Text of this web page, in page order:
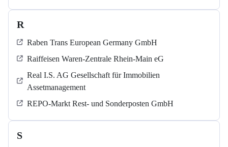
R
Raben Trans European Germany GmbH
Raiffeisen Waren-Zentrale Rhein-Main eG
Real I.S. AG Gesellschaft für Immobilien
Assetmanagement
REPO-Markt Rest- und Sonderposten GmbH
S